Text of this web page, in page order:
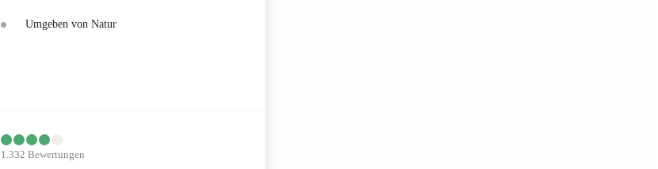
Umgeben von Natur
1.332 Bewertungen